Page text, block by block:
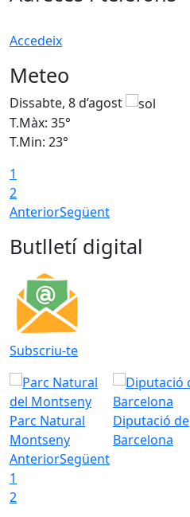
Accedeix
Meteo
Dissabte, 8 d’agost
T.Màx: 35°
T.Min: 23°
1
2
AnteriorSegüent
Butlletí digital
Subscriu-te
Parc Natural
Montseny
Diputació de
Barcelona
AnteriorSegüent
1
2